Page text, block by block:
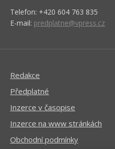
Telefon: +420 604 763 835
E-mail: predplatne@vpress.cz
Redakce
Předplatné
Inzerce v časopise
Inzerce na www stránkách
Obchodní podmínky